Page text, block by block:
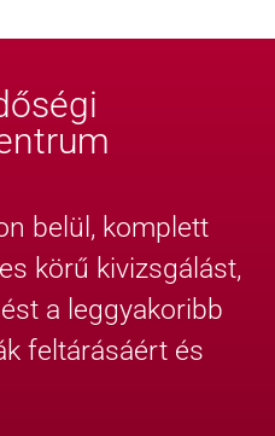
belül, komplett
körű kivizsgálást,
a leggyakoribb
feltárásáért és